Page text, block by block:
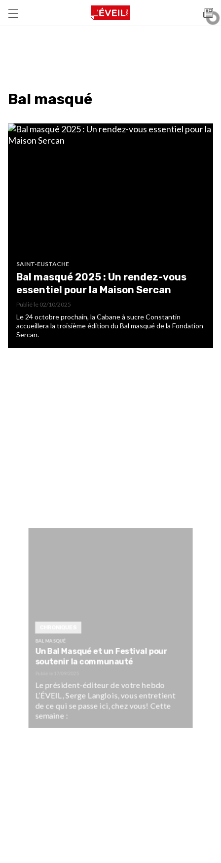
Bal masqué
SAINT-EUSTACHE
Bal masqué 2025 : Un rendez-vous
essentiel pour la Maison Sercan
Publié le 02/10/2025
Le 24 octobre prochain, la Cabane à sucre Constantin
accueillera la troisième édition du Bal masqué de la Fondation
Sercan.
BAL MASQUÉ
Un Bal Masqué et un Festival pour
soutenir la communauté
Le président-éditeur de votre hebdo
L’ÉVEIL, Serge Langlois, vous entretient
de ce qui se passe ici, chez vous! Cette
semaine :